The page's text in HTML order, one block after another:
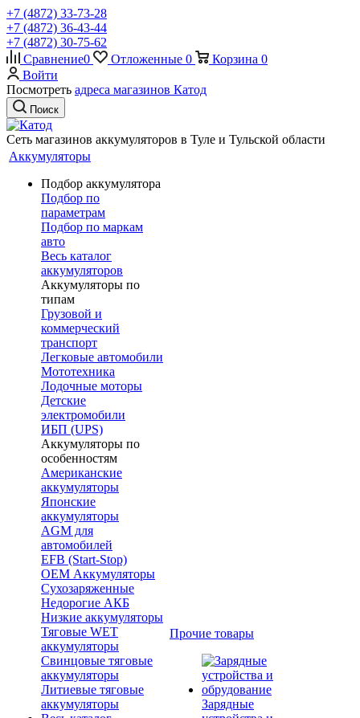
+7 (4872) 33-73-28
+7 (4872) 36-43-44
+7 (4872) 30-75-62
Сравнение0 Отложенные 0 Корзина 0
Войти
Посмотреть адреса магазинов Катод
Поиск
Сеть магазинов аккумуляторов в Туле и Тульской области
Аккумуляторы
Подбор аккумулятора
Подбор по
параметрам
Подбор по маркам
авто
Весь каталог
аккумуляторов
Аккумуляторы по
типам
Грузовой и
коммерческий
транспорт
Легковые автомобили
Мототехника
Лодочные моторы
Детские
электромобили
ИБП (UPS)
Аккумуляторы по
особенностям
Американские
аккумуляторы
Японские
аккумуляторы
AGM для
автомобилей
EFB (Start-Stop)
OEM Аккумуляторы
Сухозаряженные
Недорогие АКБ
Низкие аккумуляторы
Тяговые WET
аккумуляторы
Свинцовые тяговые
аккумуляторы
Литиевые тяговые
аккумуляторы
Прочие товары
Зарядные